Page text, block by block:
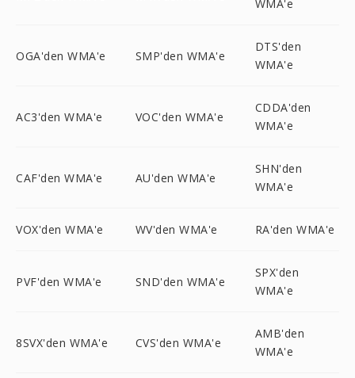
WMA'e
OGA'den WMA'e SMP'den WMA'e
DTS'den
WMA'e
AC3'den WMA'e VOC'den WMA'e
CDDA'den
WMA'e
CAF'den WMA'e AU'den WMA'e
SHN'den
WMA'e
VOX'den WMA'e WV'den WMA'e RA'den WMA'e
PVF'den WMA'e SND'den WMA'e
SPX'den
WMA'e
8SVX'den WMA'e CVS'den WMA'e
AMB'den
WMA'e